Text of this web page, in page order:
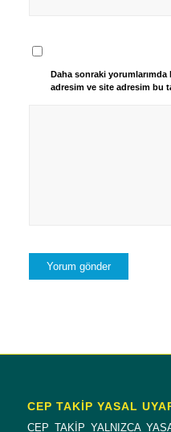
Daha sonraki yorumlarımda
adresim ve site adresim bu
CEP TAKİP YASAL
CEP TAKİP YALNIZCA